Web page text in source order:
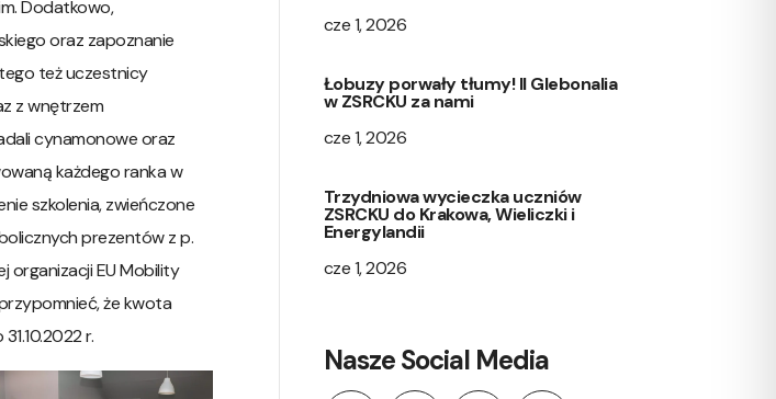
Dodatkowo,
oraz zapoznanie
też uczestnicy
z wnętrzem
cynamonowe oraz
każdego ranka w
szkolenia, zwieńczone
prezentów z p.
organizacji EU Mobility
że kwota
r.
cze 1, 2026
Łobuzy porwały tłumy! II Glebonalia
w ZSRCKU za nami
cze 1, 2026
Trzydniowa wycieczka uczniów
ZSRCKU do Krakowa, Wieliczki i
Energylandii
cze 1, 2026
Nasze Social Media